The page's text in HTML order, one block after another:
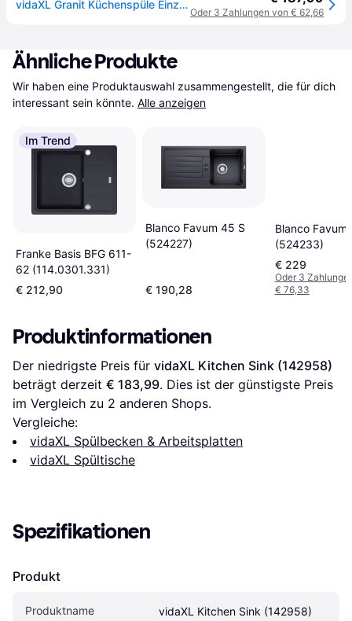
vidaXL Granit Küchenspüle Einzelwaschbecken Oval Schwarz
Oder 3 Zahlungen von € 62,66
Ähnliche Produkte
Wir haben eine Produktauswahl zusammengestellt, die für dich
interessant sein könnte. Alle anzeigen
Im Trend
Franke Basis BFG 611-
62 (114.0301.331)
€ 212,90
Blanco Favum 45 S
(524227)
€ 190,28
Blanco Favum
(524233)
€ 229
Oder 3
€ 76,33
Produktinformationen
Der niedrigste Preis für vidaXL Kitchen Sink (142958)
beträgt derzeit € 183,99. Dies ist der günstigste Preis
im Vergleich zu 2 anderen Shops.
Vergleiche:
vidaXL Spülbecken & Arbeitsplatten
vidaXL Spültische
Spezifikationen
Produkt
Produktname vidaXL Kitchen Sink (142958)